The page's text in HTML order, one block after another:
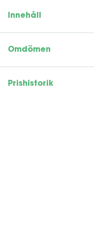
Innehåll
Omdömen
Prishistorik